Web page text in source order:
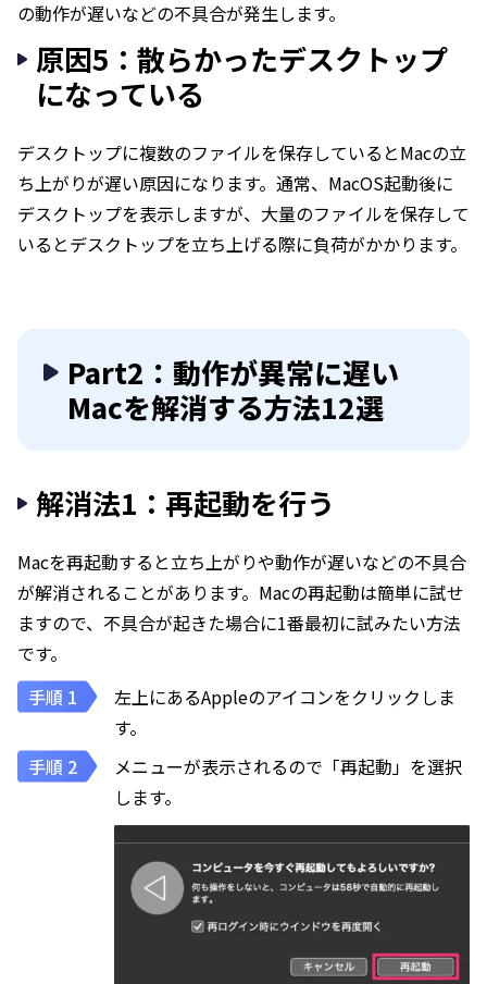
の動作が遅いなどの不具合が発生します。
原因5：散らかったデスクトップ
になっている
デスクトップに複数のファイルを保存しているとMacの立
ち上がりが遅い原因になります。通常、MacOS起動後に
デスクトップを表示しますが、大量のファイルを保存して
いるとデスクトップを立ち上げる際に負荷がかかります。
Part2：動作が異常に遅い
Macを解消する方法12選
解消法1：再起動を行う
Macを再起動すると立ち上がりや動作が遅いなどの不具合
が解消されることがあります。Macの再起動は簡単に試せ
ますので、不具合が起きた場合に1番最初に試みたい方法
です。
左上にあるAppleのアイコンをクリックしま
す。
メニューが表示されるので「再起動」を選択
します。